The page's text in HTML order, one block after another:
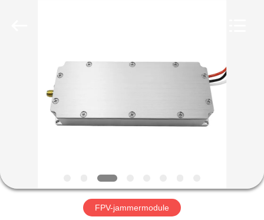
PRODUCTEN
FABRIEKSREIS
FPV-jammermodule